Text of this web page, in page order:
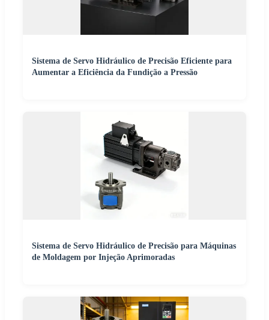
Sistema de Servo Hidráulico de Precisão Eficiente para
Aumentar a Eficiência da Fundição a Pressão
Sistema de Servo Hidráulico de Precisão para Máquinas
de Moldagem por Injeção Aprimoradas